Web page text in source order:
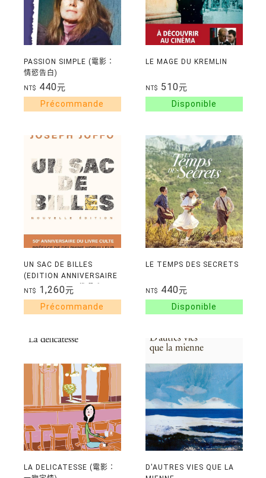
PASSION SIMPLE (電影：
情慾告白)
NT$ 440元
LE MAGE DU KREMLIN
NT$ 510元
UN SAC DE BILLES
(EDITION ANNIVERSAIRE
ILLUSTREE) 一袋彈珠
NT$ 1,260元
LE TEMPS DES SECRETS
NT$ 440元
LA DELICATESSE (電影：
D'AUTRES VIES QUE LA